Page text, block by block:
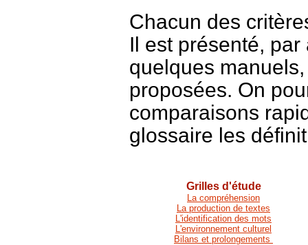
Chacun des
Il est présenté,
quelques
proposées. On
comparaisons
glossaire les
Grilles d'étude
La compréhension
La production de textes
L'identification des mots
L'environnement culturel
Bilans et prolongements